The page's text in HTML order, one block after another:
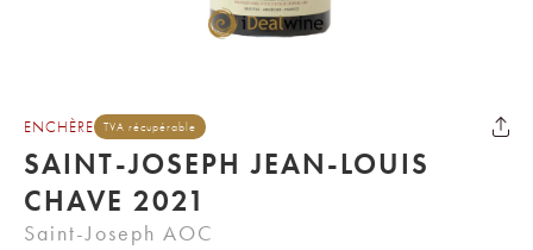
ENCHÈRE TVA récupérable
SAINT-JOSEPH JEAN-LOUIS
CHAVE 2021
Saint-Joseph AOC